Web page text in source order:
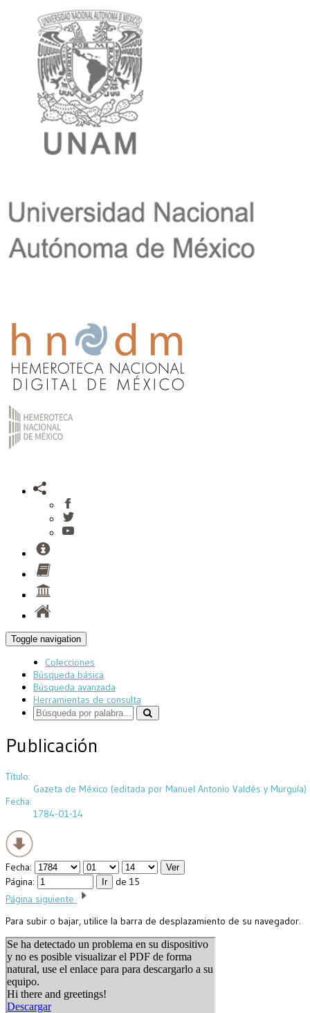
Toggle navigation
Colecciones
Búsqueda básica
Búsqueda avanzada
Herramientas de consulta
Publicación
Título:
Gazeta de México (editada por Manuel Antonio Valdés y Murguía)
Fecha:
1784-01-14
Fecha:
Página:
de 15
Página siguiente
Para subir o bajar, utilice la barra de desplazamiento de su navegador.